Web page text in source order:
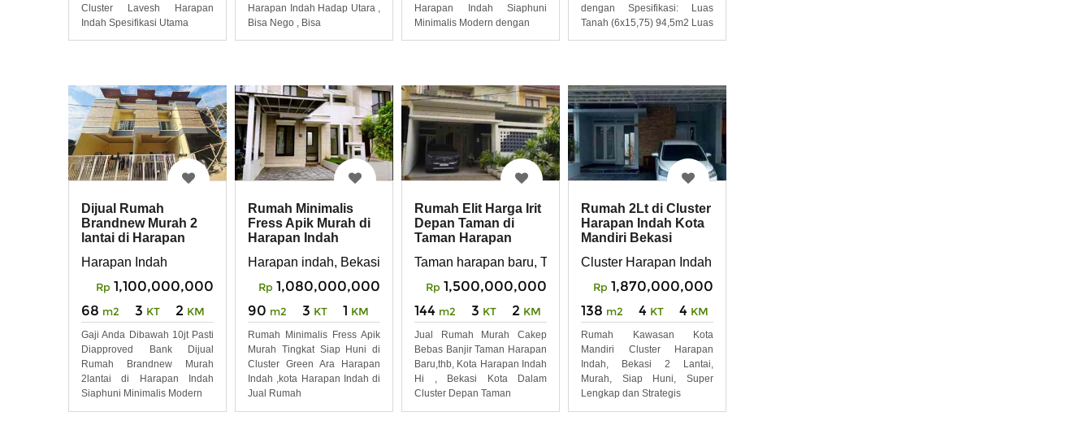
Cluster Lavesh Harapan
Indah Spesifikasi Utama
Harapan Indah Hadap Utara ,
Bisa Nego , Bisa
Harapan Indah Siaphuni
Minimalis Modern dengan
dengan Spesifikasi: Luas
Tanah (6x15,75) 94,5m2 Luas
Dijual Rumah
Brandnew Murah 2
lantai di Harapan
Modern
Harapan Indah
Rp 1,100,000,000
68 m2 3 KT 2 KM
Gaji Anda Dibawah 10jt Pasti
Diapproved Bank Dijual
Rumah Brandnew Murah
2lantai di Harapan Indah
Siaphuni Minimalis Modern
Rumah Minimalis
Fress Apik Murah di
Harapan Indah
Harapan indah, Bekasi
Rp 1,080,000,000
90 m2 3 KT 1 KM
Rumah Minimalis Fress Apik
Murah Tingkat Siap Huni di
Cluster Green Ara Harapan
Indah ,kota Harapan Indah di
Jual Rumah
Rumah Elit Harga Irit
Depan Taman di
Taman Harapan
Taman harapan baru, THB, harapan indah , HI , Medan satria , bekasi utara, bekasi kota
Rp 1,500,000,000
144 m2 3 KT 2 KM
Jual Rumah Murah Cakep
Bebas Banjir Taman Harapan
Baru,thb, Kota Harapan Indah
Hi , Bekasi Kota Dalam
Cluster Depan Taman
Rumah 2Lt di Cluster
Harapan Indah Kota
Mandiri Bekasi
Cluster Harapan Indah
Rp 1,870,000,000
138 m2 4 KT 4 KM
Rumah Kawasan Kota
Mandiri Cluster Harapan
Indah, Bekasi 2 Lantai,
Murah, Siap Huni, Super
Lengkap dan Strategis